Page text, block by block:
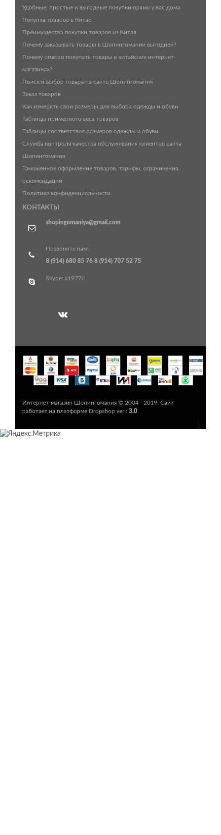
Удобные, простые и выгодные покупки прямо у вас дома
Покупка товаров в Китае
Преимущества покупки товаров из Китая
Почему заказывать товары в Шопингомании выгодней?
Почему опасно покупать товары в китайских интернет-
магазинах?
Поиск и выбор товара на сайте Шопингомания
Заказ товаров
Как измерять свои размеры для выбора одежды и обуви
Таблицы примерного веса товаров
Таблицы соответствия размеров одежды и обуви
Служба контроля качества обслуживания клиентов сайта
Шопингомания
Таможенное оформление товаров, тарифы, ограничения,
рекомендации
Политика конфиденциальности
КОНТАКТЫ
shopingomaniya@gmail.com
Позвоните нам:
8 (914) 680 85 76 8 (914) 707 52 75
Skype: a1977b
Интернет-магазин Шопингомания © 2004 - 2019, Сайт
работает на платформе Dropshop ver.: 3.0